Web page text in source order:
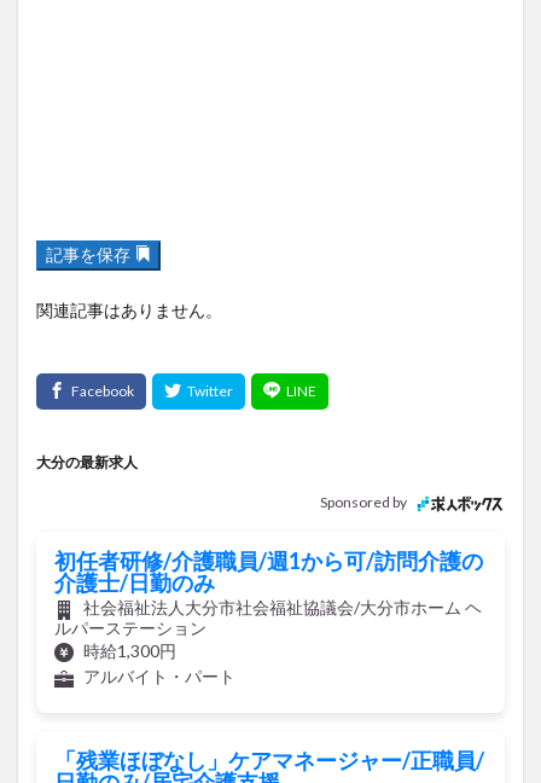
記事を保存
関連記事はありません。
大分の最新求人
Sponsored by
初任者研修/介護職員/週1から可/訪問介護の
介護士/日勤のみ
社会福祉法人大分市社会福祉協議会/大分市ホーム ヘ
ルパーステーション
時給1,300円
アルバイト・パート
「残業ほぼなし」ケアマネージャー/正職員/